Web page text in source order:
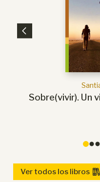
Sobre(vivir). Un
01 2
Ver todos los libros